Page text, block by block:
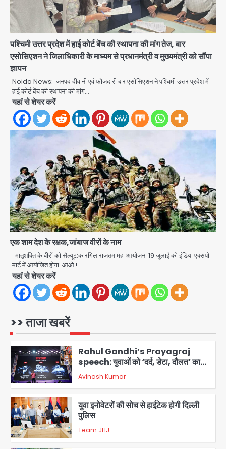
पश्चिमी उत्तर प्रदेश में हाई कोर्ट बेंच की स्थापना की मांग तेज, बार
एसोसिएशन ने जिलाधिकारी के माध्यम से प्रधानमंत्री व मुख्यमंत्री को सौंपा
ज्ञापन
Noida News: जनपद दीवानी एवं फौजदारी बार एसोसिएशन ने पश्चिमी उत्तर प्रदेश में
हाई कोर्ट बेंच की स्थापना की मांग…
यहां से शेयर करें
एक शाम देश के रक्षक,जांबाज वीरों के नाम
मातृशक्ति के वीरों को सैल्यूट:कारगिल राजतम महा आयोजन 19 जुलाई को इंडिया एक्सपो
मार्ट में आयोजित होगा आओ !…
यहां से शेयर करें
>> ताजा खबरें
2
Rahul Gandhi’s Prayagraj
speech: युवाओं को ‘दर्द, डेटा, दौलत’ का
Avinash Kumar
युवा इनोवेटरों की सोच से हाईटेक होगी दिल्ली
पुलिस
Team JHJ
4
सुदर्शन शक्ति-वी अभ्यास में मॉक आॅपरेशन
Team JHJ
5
एयरपोर्ट का फर्जी कर्मचारी बनकर 3 लाख
उड़ाए, अब पहुंचा सलाखों के पीछे
Team JHJ
1
Noida Sector-49: सेक्टर-49 में 18
2
Rahul Gandhi’s Prayagraj
speech: युवाओं को ‘दर्द, डेटा, दौलत’ का
संदेश, बीजेपी का वार
Avinash Kumar
3
युवा इनोवेटरों की सोच से हाईटेक होगी दिल्ली
पुलिस
Team JHJ